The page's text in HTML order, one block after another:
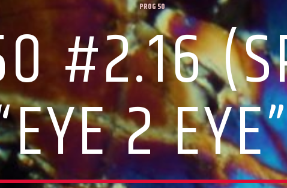
PROG 50
#2.16
2